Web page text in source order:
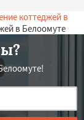
коттеджей в
в Белоомуте